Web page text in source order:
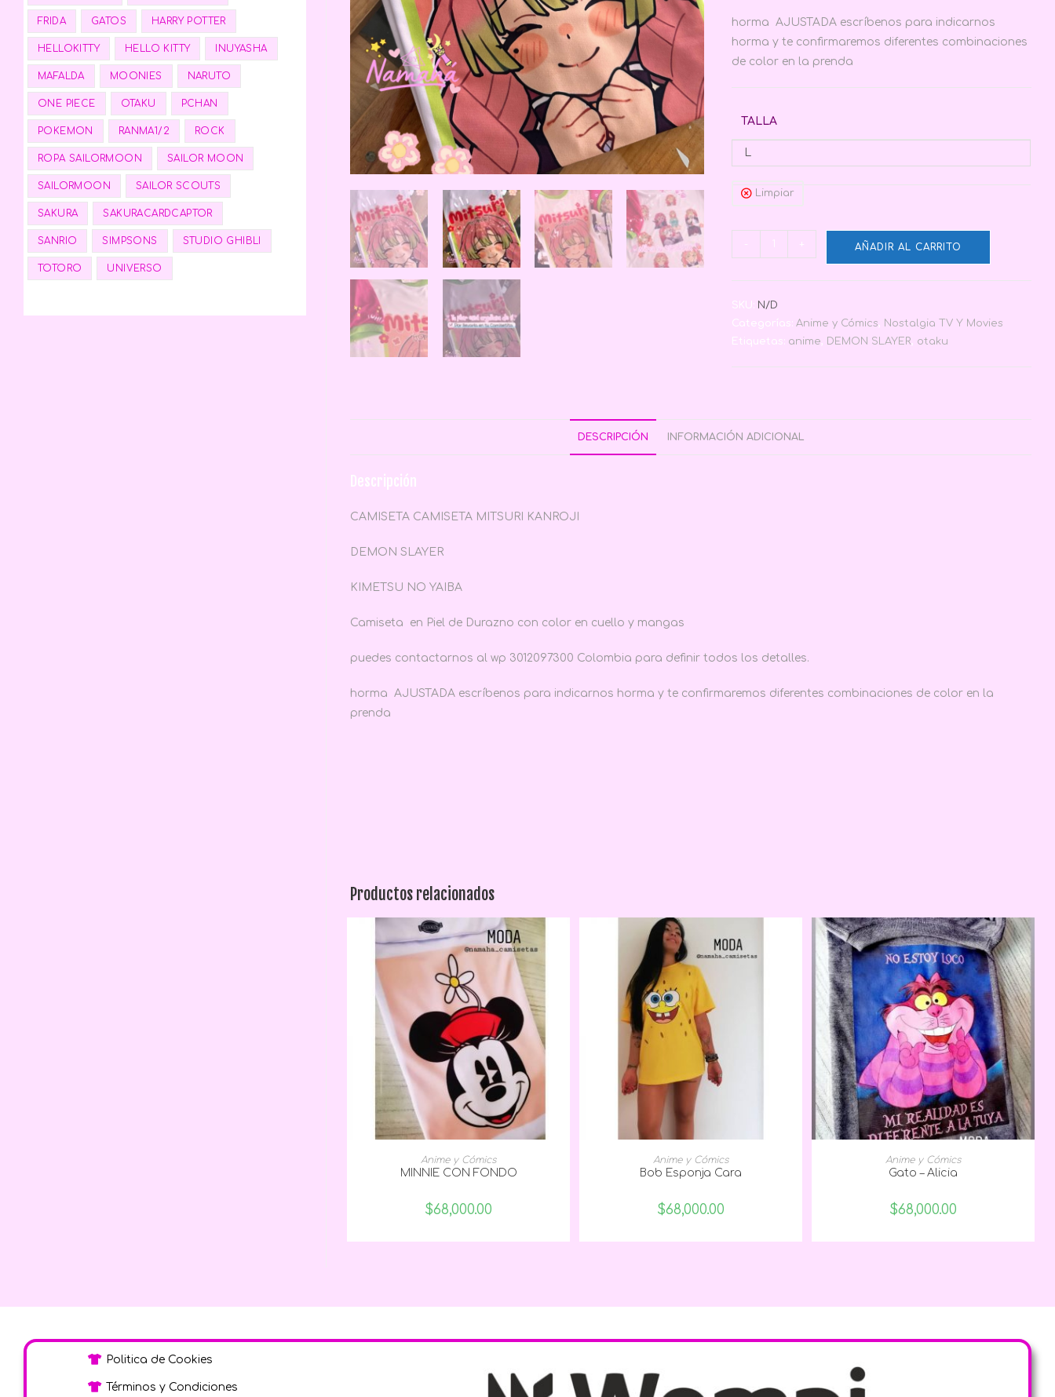
horma AJUSTADA escríbenos para indicarnos
horma y te confirmaremos diferentes combinaciones
de color en la prenda
TALLA
L
Limpiar
- + AÑADIR AL CARRITO
SKU: N/D
Categorías:Anime y Cómics, Nostalgia TV Y Movies
Etiquetas: anime, DEMON SLAYER, otaku
DESCRIPCIÓN INFORMACIÓN ADICIONAL
Descripción
CAMISETA CAMISETA MITSURI KANROJI
DEMON SLAYER
KIMETSU NO YAIBA
Camiseta en Piel de Durazno con color en cuello y mangas
puedes contactarnos al wp 3012097300 Colombia para definir todos los detalles.
horma AJUSTADA escríbenos para indicarnos horma y te confirmaremos diferentes combinaciones de color en la
prenda
Productos relacionados
SELECCIONAR OPCIONES
Anime y Cómics
MINNIE CON FONDO
$68,000.00
SELECCIONAR OPCIONES
Anime y Cómics
Bob Esponja Cara
$68,000.00
SELECCIONAR OPCIONES
Anime y Cómics
Gato – Alicia
$68,000.00
FRIDA GATOS HARRY POTTER
HELLOKITTY HELLO KITTY INUYASHA
MAFALDA MOONIES NARUTO
ONE PIECE OTAKU PCHAN
POKEMON RANMA1/2 ROCK
ROPA SAILORMOON SAILOR MOON
SAILORMOON SAILOR SCOUTS
SAKURA SAKURACARDCAPTOR
SANRIO SIMPSONS STUDIO GHIBLI
TOTORO UNIVERSO
Politica de Cookies
Términos y Condiciones